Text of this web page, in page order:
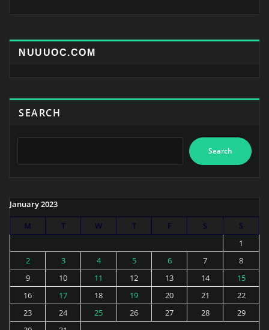
NUUUOC.COM
SEARCH
Search
January 2023
M
T W T F S
S
1
2
3 4 5 6 7
8
9
10 11 12 13 14
15
16
17 18 19 20 21
22
23
24 25 26 27 28
29